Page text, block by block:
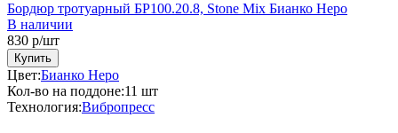
Бордюр тротуарный БР100.20.8, Stone Mix Бианко Неро
В наличии
830 р/шт
Купить
Цвет:Бианко Неро
Кол-во на поддоне:11 шт
Технология:Вибропресс